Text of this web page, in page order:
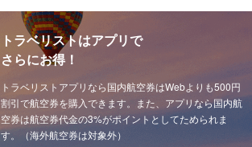
トラベリストはアプリで
さらにお得！
トラベリストアプリなら国内航空券はWebよりも500円
割引で航空券を購入できます。また、アプリなら国内航
空券は航空券代金の3%がポイントとしてためられま
す。（海外航空券は対象外）